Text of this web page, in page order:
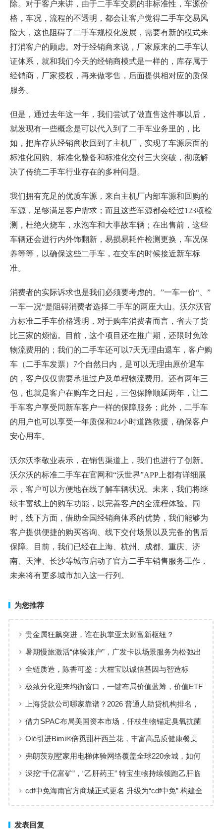
除。对于客户来讲，由于二手车交易的非标准性，车源价
格，车况，流程的不透明，都会让客户觉得二手车交易风
险大，这也阻碍了二手车规模化发展，需要有新的模式来
打消客户的顾虑。对于经销商来说，厂家原来的二手车认
证体系，就和我们今天的经销商模式是一样的，库存属于
经销商，厂家授权，再来做零售，后面提供相对应的质保
服务。
但是，通过去年这一年，我们尝试了做直售这件事以后，
就发现有一些概念是可以代入到了二手车业务里的，比
如，把库存从经销商收回到了主机厂，实现了车源层面的
标准化回购、标准化整备和标准化交付三大突破，彻底解
决了传统二手车行业存在的多种问题。
我们拥有充足的优质车源，来自主机厂内部车源和回购的
车源，足够满足客户需求；而且这些车源都会经过123项检
测，杜绝火烧车，水泡车和大事故车辆；在出售前，这些
车辆还会进行内外饰翻新，易损易耗件检测更换，车况保
养等等，以确保这些二手车，在交车的时候接近新车标
准。
消费者的实际诉求也是我们必须要考虑的。”一车一价“、”
一车一况“是阻碍消费者选择二手车的两座大山。沃尔沃官
方标准二手车价格透明，对于购车消费者而言，省去了货
比三家的烦恼。目前，这个项目还在推广期，还限时免除
物流费用的；我们的二手车还可以7天无理由退车，客户购
车（二手车发票）7个自然日内，是可以无理由原价退车
的，客户仅仅需要承担过户及单程物流费用。还有两年三
包，也就是客户在购车之日起，三包保障顺延两年，让二
手车客户享受同新车客户一样的保障服务；此外，二手车
的用户也可以享受一年质保和24小时道路救援，确保客户
安心用车。
沃尔沃李敬业表示，在销售渠道上，我们也进行了创新。
沃尔沃的标准二手车在官网和“沃世界”APP上都有详细展
示，客户可以方便地在线了解车辆状况。未来，我们将继
续丰富线上的购车功能，以完善客户的全流程体验。同
时，线下方面，借助全国经销商体系的优势，我们能够为
客户提供便捷的购买咨询、线下交付场景以及完备的售后
保障。目前，我们已经在上海、杭州、成都、重庆、济
南、天津、长沙等城市启动了官方二手车销售服务工作，
未来将有更多城市加入这一行列。
为您推荐
贵金属狂飙突进，谁在执掌亚太财富新枢纽？
暑期慢旅激活“体验账户”，广发卡以场景服务为松弛出
行添彩
全链质造，陈香可鉴：大柑宝以诚信基因与智造标
准，定义新会陈皮高质量发展
极致分化迎来均衡窗口，一键布局价值蓝筹，价值ETF
华夏火热开售
上海贷款公司哪家靠谱？2026 普通人助贷机构排名，
工薪族借钱选择指南
借力SPAC布局美国资本市场，仟枝生物锚定臭氧抗菌
黄金赛道
Olé引进Bimi®倍觅甜杆西兰花，丰富高品质健康餐桌
新选择
弗朗茨别墅家用电梯体验网络覆盖全球220余城，如何
实现高效服务响应
深挖“千亿富矿”，“乙肝药王” 特宝生物持续领跑乙肝临
床治愈
cdf中免海南官方商城正式更名 升级为“cdf中免” 构建全
发表回复